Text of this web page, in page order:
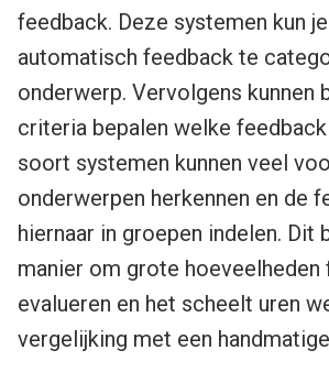
feedback. Deze systemen kun
automatisch feedback te
onderwerp. Vervolgens kunnen
criteria bepalen welke
soort systemen kunnen veel
onderwerpen herkennen en de
hiernaar in groepen indelen. Dit
manier om grote hoeveelheden
evalueren en het scheelt uren
vergelijking met een